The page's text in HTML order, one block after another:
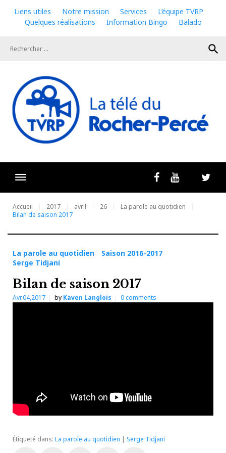
content
Liens utiles Notre mission Services
L’équipe TVRP
Quelques réalisations
Information Bingo
Balado
search
FacebookYoutubeLivestream
Accueil 2017 avril 26
La parole au quotidien
Bilan de saison 2017
La parole au quotidien
Saison 2016-2017
Serge Tidjani
Bilan de saison 2017
Avr.04,2017 by Kaven Langlois 0comments
Étiqueté dans: La parole au quotidien | Serge Tidjani